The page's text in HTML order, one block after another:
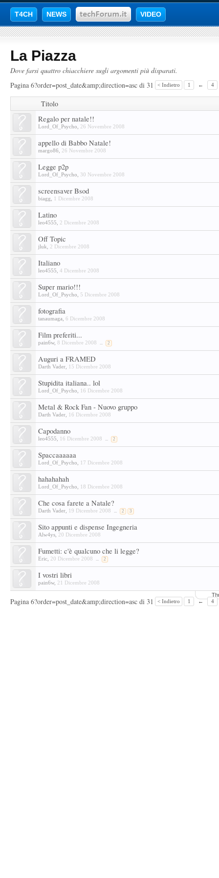
T4CH NEWS VIDEO
La Piazza
Dove farsi quattro chiacchiere sugli argomenti più disparati.
Pagina 6?order=post_date&amp;direction=asc di 31
< Indietro 1 ← 4
Titolo
Regalo per natale!!
Lord_Of_Psycho 26 Novembre 2008
appello di Babbo Natale!
margo86 26 Novembre 2008
Legge p2p
Lord_Of_Psycho 30 Novembre 2008
screensaver Bsod
biagg 1 Dicembre 2008
Latino
leo4555 2 Dicembre 2008
Off Topic
jluk 2 Dicembre 2008
Italiano
leo4555 4 Dicembre 2008
Super mario!!!
Lord_Of_Psycho 5 Dicembre 2008
fotografia
tanaumaga 6 Dicembre 2008
Film preferiti...
pain6w, 8 Dicembre 2008 ... 2
Auguri a FRAMED
Darth Vader 15 Dicembre 2008
Stupidita italiana.. lol
Lord_Of_Psycho 16 Dicembre 2008
Metal & Rock Fan - Nuovo gruppo
Darth Vader 16 Dicembre 2008
Capodanno
leo4555 16 Dicembre 2008 ... 2
Spaccaaaaaa
Lord_Of_Psycho 17 Dicembre 2008
hahahahah
Lord_Of_Psycho 18 Dicembre 2008
Che cosa farete a Natale?
Darth Vader 19 Dicembre 2008 ... 2 3
Sito appunti e dispense Ingegneria
Alw4ys 20 Dicembre 2008
Fumetti: c'è qualcuno che li legge?
Eric 20 Dicembre 2008 ... 2
I vostri libri
pain6w, 21 Dicembre 2008
Pagina 6?order=post_date&amp;direction=asc di 31 < Indietro 1 ← 4